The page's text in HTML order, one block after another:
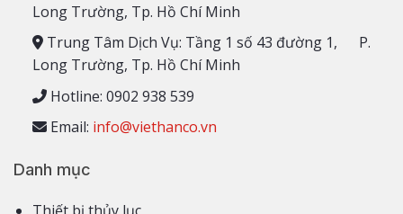
Long Trường, Tp. Hồ Chí Minh
Trung Tâm Dịch Vụ: Tầng 1 số 43 đường 1, P.
Long Trường, Tp. Hồ Chí Minh
Hotline: 0902 938 539
Email: info@viethanco.vn
Danh mục